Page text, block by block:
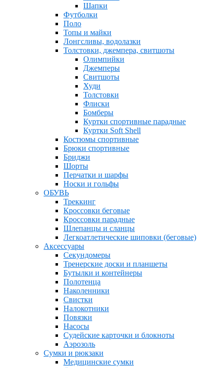
Шапки
Футболки
Поло
Топы и майки
Лонгсливы, водолазки
Толстовки, джемпера, свитшоты
Олимпийки
Джемперы
Свитшоты
Худи
Толстовки
Флиски
Бомберы
Куртки спортивные парадные
Куртки Soft Shell
Костюмы спортивные
Брюки спортивные
Бриджи
Шорты
Перчатки и шарфы
Носки и гольфы
ОБУВЬ
Треккинг
Кроссовки беговые
Кроссовки парадные
Шлепанцы и сланцы
Легкоатлетические шиповки (беговые)
Аксессуары
Секундомеры
Тренерские доски и планшеты
Бутылки и контейнеры
Полотенца
Наколенники
Свистки
Налокотники
Повязки
Насосы
Судейские карточки и блокноты
Аэрозоль
Сумки и рюкзаки
Медицинские сумки